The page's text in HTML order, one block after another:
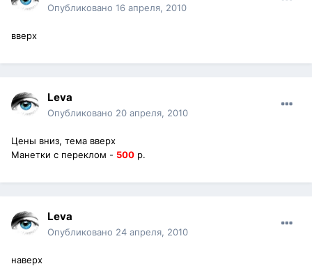
Опубликовано 16 апреля, 2010
вверх
Leva
Опубликовано 20 апреля, 2010
Цены вниз, тема вверх
Манетки с переклом - 500 р.
Leva
Опубликовано 24 апреля, 2010
наверх